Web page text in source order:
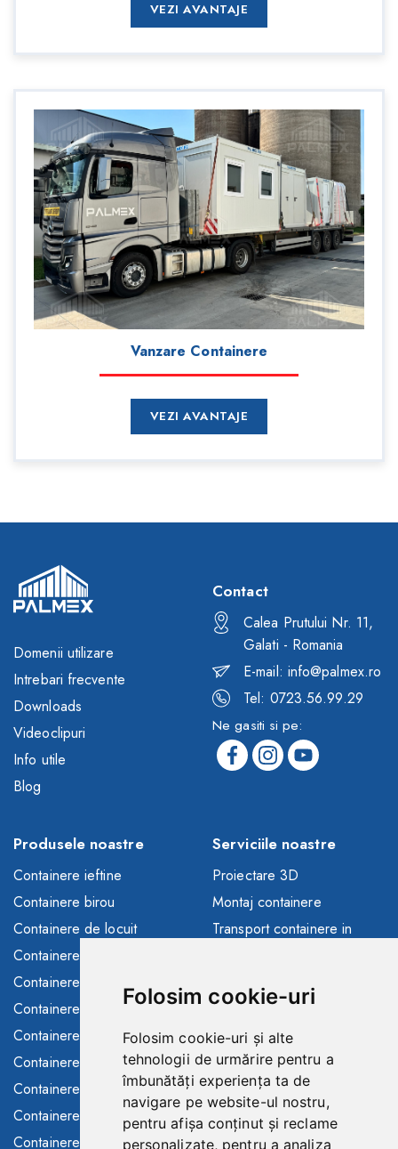
Folosim cookie-uri
Folosim cookie-uri și alte
tehnologii de urmărire pentru a
îmbunătăți experiența ta de
navigare pe website-ul nostru,
pentru afișa conținut și reclame
personalizate, pentru a analiza
VEZI AVANTAJE
Vanzare Containere
VEZI AVANTAJE
Domenii utilizare
Intrebari frecvente
Downloads
Videoclipuri
Info utile
Blog
Contact
Calea Prutului Nr. 11,
Galati - Romania
E-mail: info@palmex.ro
Tel: 0723.56.99.29
Ne gasiti si pe:
Produsele noastre
Containere ieftine
Containere birou
Containere de locuit
Containere depozitare
Containere sanitare
Containere santier
Containere maritime
Containere modulare
Containere frigorifice
Containere comerciale
Containere SH
Serviciile noastre
Proiectare 3D
Montaj containere
Transport containere in
Consultanta/asistenta
Buyback containere folosite
Containere de inchiriat
Toalete ecologice de
inchiriat
Gard mobil de inchiriat